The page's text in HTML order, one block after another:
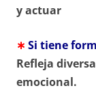
y actuar
∗ Si tiene
Refleja
emocional.